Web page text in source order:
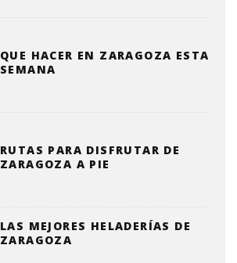
QUE HACER EN ZARAGOZA ESTA
SEMANA
RUTAS PARA DISFRUTAR DE
ZARAGOZA A PIE
LAS MEJORES HELADERÍAS DE
ZARAGOZA